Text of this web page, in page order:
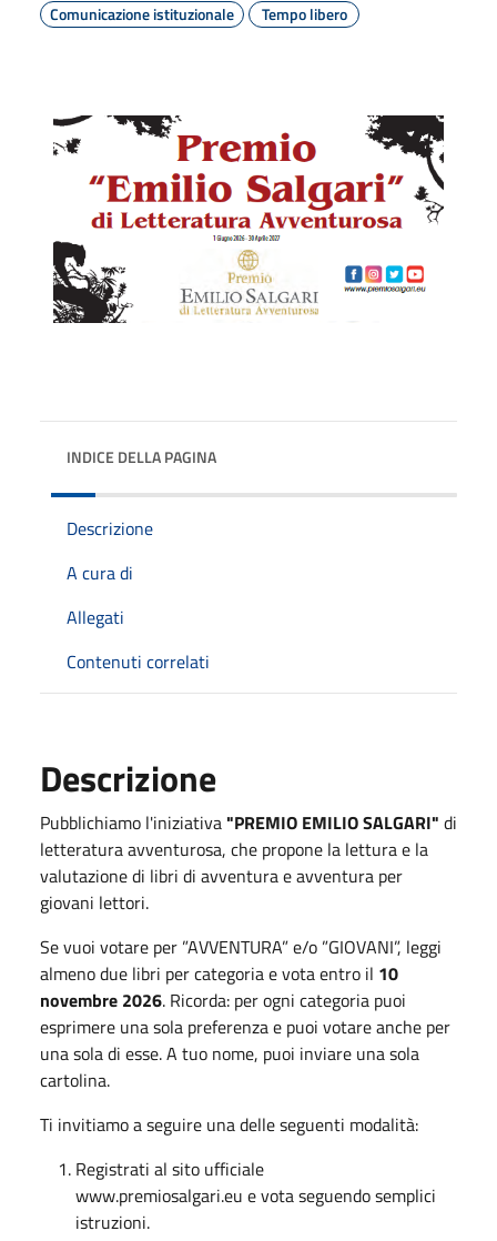
Comunicazione istituzionale
Tempo libero
INDICE DELLA PAGINA
Descrizione
A cura di
Allegati
Contenuti correlati
Descrizione
Pubblichiamo l'iniziativa"PREMIO EMILIO SALGARI" di
letteratura avventurosa, che propone la lettura e la
valutazione di libri di avventura e avventura per
giovani lettori.
Se vuoi votare per ”AVVENTURA” e/o ”GIOVANI”, leggi
almeno due libri per categoria e vota entro il 10
novembre 2026. Ricorda: per ogni categoria puoi
esprimere una sola preferenza e puoi votare anche per
una sola di esse. A tuo nome, puoi inviare una sola
cartolina.
Ti invitiamo a seguire una delle seguenti modalità:
Registrati al sito ufficiale
www.premiosalgari.eu e vota seguendo semplici
istruzioni.